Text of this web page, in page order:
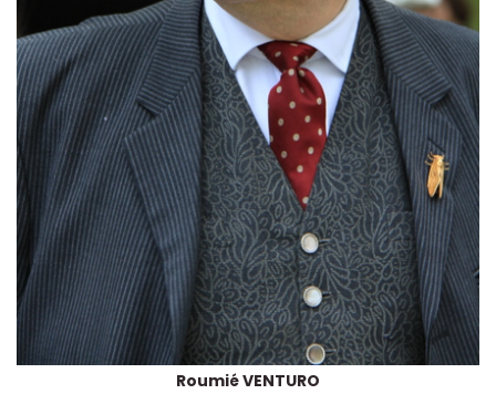
Roumié VENTURO